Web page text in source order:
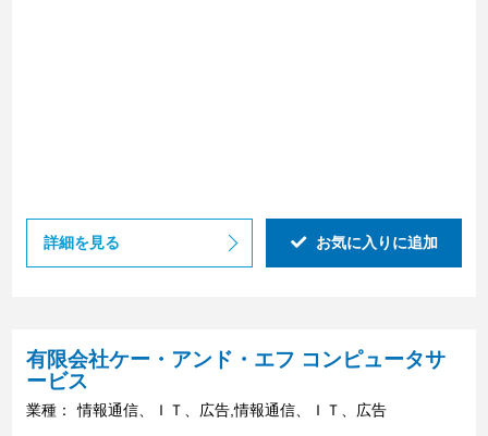
詳細を見る お気に入りに追加
有限会社ケー・アンド・エフ コンピュータサ
ービス
業種： 情報通信、ＩＴ、広告,情報通信、ＩＴ、広告